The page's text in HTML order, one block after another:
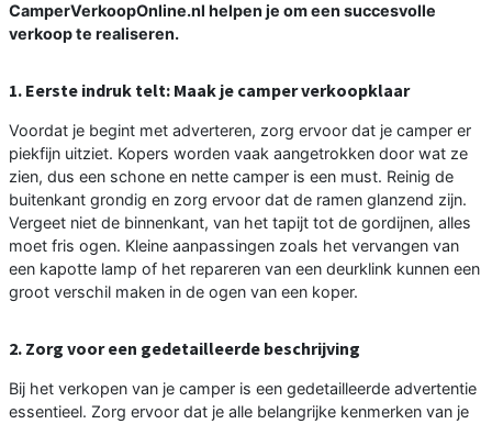
CamperVerkoopOnline.nl helpen je om een succesvolle
verkoop te realiseren.
1. Eerste indruk telt: Maak je camper verkoopklaar
Voordat je begint met adverteren, zorg ervoor dat je camper er
piekfijn uitziet. Kopers worden vaak aangetrokken door wat ze
zien, dus een schone en nette camper is een must. Reinig de
buitenkant grondig en zorg ervoor dat de ramen glanzend zijn.
Vergeet niet de binnenkant, van het tapijt tot de gordijnen, alles
moet fris ogen. Kleine aanpassingen zoals het vervangen van
een kapotte lamp of het repareren van een deurklink kunnen een
groot verschil maken in de ogen van een koper.
2. Zorg voor een gedetailleerde beschrijving
Bij het verkopen van je camper is een gedetailleerde advertentie
essentieel. Zorg ervoor dat je alle belangrijke kenmerken van je